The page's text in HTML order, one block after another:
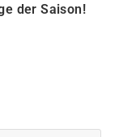
der Saison!